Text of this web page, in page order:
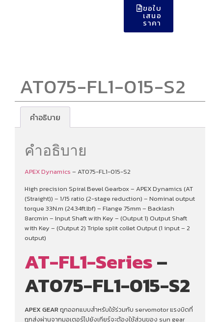
ขอใบ
เสนอ
ราคา
AT075-FL1-015-S2
คำอธิบาย
คำอธิบาย
APEX Dynamics – AT075-FL1-015-S2
High precision Spiral Bevel Gearbox – APEX Dynamics (AT
(Straight)) – 1/15 ratio (2-stage reduction) – Nominal output
torque 33N.m (24.34ft.lbf) – Flange 75mm – Backlash
8arcmin – Input Shaft with Key – (Output 1) Output Shaft
with Key – (Output 2) Triple split collet Output (1 input – 2
output)
AT-FL1-Series–
AT075-FL1-015-S2
APEX GEAR ถูกออกแบบสำหรับใช้ร่วมกับ servomotor แรงบิดที่
ถูกส่งผ่านจากมอเตอร์ไปยังเกียร์จะต้องใช้ส่วนของ sun gear